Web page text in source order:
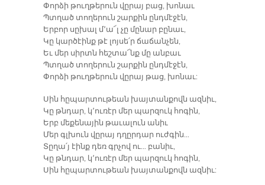
Փորձի թուղթերուն վըրայ բաց, խոնաւ
Պտղած տողերուն շարքին ընդմէջէն,
Երբոր սըխալ մ՚ա՜լ չը մընար բընաւ,
Կը կարծէինք թէ լոյսե՛ր ճաճանչեն,
Եւ մեր սիրտն հեշտա՜նք մը անբաւ
Պտղած տողերուն շարքին ընդմէջէն,
Փորձի թուղթերուն վըրայ թաց, խոնաւ:
Սին հըպարտութեան խայտանքովն ազնիւ,
Կը թնդար, կ՚ուռէր մեր պարզուկ հոգին,
Երբ մեքենային թաւալուն անիւ
Մեր գլխուն վըրայ դղըրդար ուժգին…
Տըղա՛յ էինք դեռ գրչով ու… բանիւ,
Կը թնդար, կ՚ուռէր մեր պարզուկ հոգին,
Սին հըպարտութեան խայտանքովն ազնիւ: